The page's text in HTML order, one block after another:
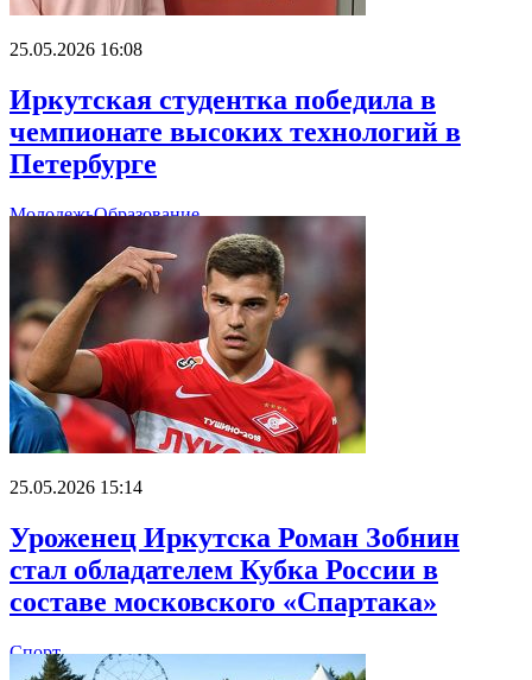
25.05.2026 16:08
Иркутская студентка победила в
чемпионате высоких технологий в
Петербурге
МолодежьОбразование
25.05.2026 15:14
Уроженец Иркутска Роман Зобнин
стал обладателем Кубка России в
составе московского «Спартака»
Спорт